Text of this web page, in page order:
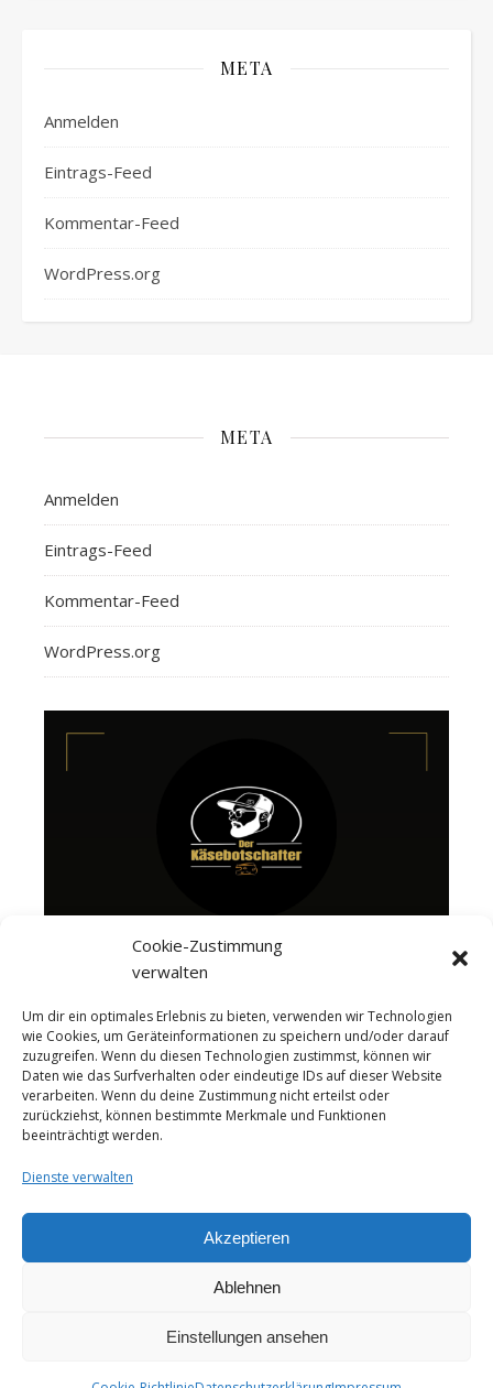
Cookie-Zustimmung
verwalten
Um dir ein optimales Erlebnis zu bieten, verwenden wir Technologien
wie Cookies, um Geräteinformationen zu speichern und/oder darauf
zuzugreifen. Wenn du diesen Technologien zustimmst, können wir
Daten wie das Surfverhalten oder eindeutige IDs auf dieser Website
verarbeiten. Wenn du deine Zustimmung nicht erteilst oder
zurückziehst, können bestimmte Merkmale und Funktionen
beeinträchtigt werden.
Dienste verwalten
Akzeptieren
Ablehnen
Einstellungen ansehen
META
Anmelden
Eintrags-Feed
Kommentar-Feed
WordPress.org
META
Anmelden
Eintrags-Feed
Kommentar-Feed
WordPress.org
Videos Das Käseportal Merchandise
Ashe Theme von WP Royal